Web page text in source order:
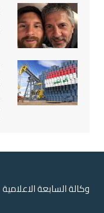
وكالة السابعة الاعلامية